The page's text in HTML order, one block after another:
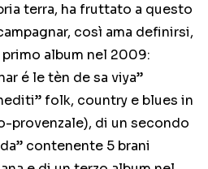
terra, ha fruttato a questo
così ama definirsi,
album nel 2009:
é le tèn de sa viya”
folk, country e blues in
provenzale), di un secondo
contenente 5 brani